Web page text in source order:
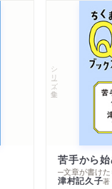
シリーズ・全集
苦手から
─文章が書けた
津村記久子著